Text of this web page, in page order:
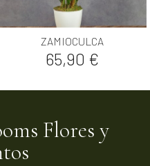
ZAMIOCULCA
Precio
65,90 €
Flores y